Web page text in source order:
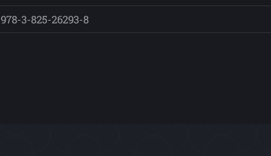
978-3-825-26293-8